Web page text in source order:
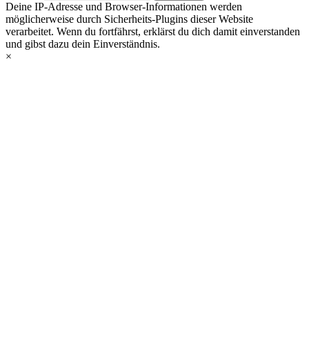
Deine IP-Adresse und Browser-Informationen werden
möglicherweise durch Sicherheits-Plugins dieser Website
verarbeitet. Wenn du fortfährst, erklärst du dich damit einverstanden
und gibst dazu dein Einverständnis.
×